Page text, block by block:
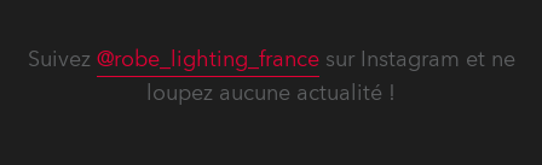
Suivez @robe_lighting_francesur Instagram et ne
loupez aucune actualité !